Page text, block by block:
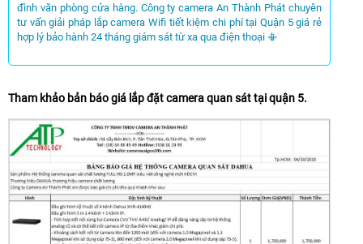
đình văn phòng cửa hàng. Công ty camera An Thành Phát chuyên
tư vấn giải pháp lắp camera Wifi tiết kiệm chi phí tại Quận 5 giá rẻ
hợp lý bảo hành 24 tháng giám sát từ xa qua điện thoại 📳
Tham khảo bản báo giá lắp đặt camera quan sát tại quận 5.